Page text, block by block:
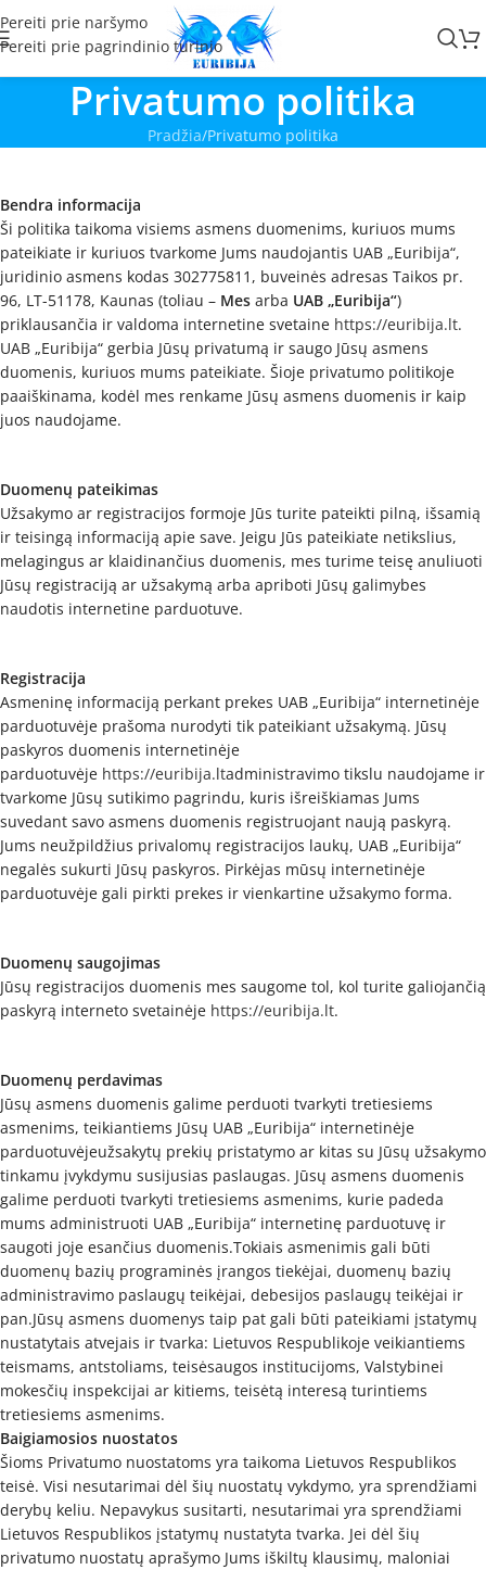
Pereiti prie naršymo
Pereiti prie pagrindinio turinio
Privatumo politika
Pradžia Privatumo politika
Bendra informacija
Ši politika taikoma visiems asmens duomenims, kuriuos mums
pateikiate ir kuriuos tvarkome Jums naudojantis UAB „Euribija“,
juridinio asmens kodas 302775811, buveinės adresas Taikos pr.
96, LT-51178, Kaunas (toliau – Mes arba UAB „Euribija“)
priklausančia ir valdoma internetine svetaine https://euribija.lt.
UAB „Euribija“ gerbia Jūsų privatumą ir saugo Jūsų asmens
duomenis, kuriuos mums pateikiate. Šioje privatumo politikoje
paaiškinama, kodėl mes renkame Jūsų asmens duomenis ir kaip
juos naudojame.
Duomenų pateikimas
Užsakymo ar registracijos formoje Jūs turite pateikti pilną, išsamią
ir teisingą informaciją apie save. Jeigu Jūs pateikiate netikslius,
melagingus ar klaidinančius duomenis, mes turime teisę anuliuoti
Jūsų registraciją ar užsakymą arba apriboti Jūsų galimybes
naudotis internetine parduotuve.
Registracija
Asmeninę informaciją perkant prekes UAB „Euribija“ internetinėje
parduotuvėje prašoma nurodyti tik pateikiant užsakymą. Jūsų
paskyros duomenis internetinėje
parduotuvėje https://euribija.ltadministravimo tikslu naudojame ir
tvarkome Jūsų sutikimo pagrindu, kuris išreiškiamas Jums
suvedant savo asmens duomenis registruojant naują paskyrą.
Jums neužpildžius privalomų registracijos laukų, UAB „Euribija“
negalės sukurti Jūsų paskyros. Pirkėjas mūsų internetinėje
parduotuvėje gali pirkti prekes ir vienkartine užsakymo forma.
Duomenų saugojimas
Jūsų registracijos duomenis mes saugome tol, kol turite galiojančią
paskyrą interneto svetainėje https://euribija.lt.
Duomenų perdavimas
Jūsų asmens duomenis galime perduoti tvarkyti tretiesiems
asmenims, teikiantiems Jūsų UAB „Euribija“ internetinėje
parduotuvėjeužsakytų prekių pristatymo ar kitas su Jūsų užsakymo
tinkamu įvykdymu susijusias paslaugas. Jūsų asmens duomenis
galime perduoti tvarkyti tretiesiems asmenims, kurie padeda
mums administruoti UAB „Euribija“ internetinę parduotuvę ir
saugoti joje esančius duomenis.Tokiais asmenimis gali būti
duomenų bazių programinės įrangos tiekėjai, duomenų bazių
administravimo paslaugų teikėjai, debesijos paslaugų teikėjai ir
pan.Jūsų asmens duomenys taip pat gali būti pateikiami įstatymų
nustatytais atvejais ir tvarka: Lietuvos Respublikoje veikiantiems
teismams, antstoliams, teisėsaugos institucijoms, Valstybinei
mokesčių inspekcijai ar kitiems, teisėtą interesą turintiems
tretiesiems asmenims.
Baigiamosios nuostatos
Šioms Privatumo nuostatoms yra taikoma Lietuvos Respublikos
teisė. Visi nesutarimai dėl šių nuostatų vykdymo, yra sprendžiami
derybų keliu. Nepavykus susitarti, nesutarimai yra sprendžiami
Lietuvos Respublikos įstatymų nustatyta tvarka. Jei dėl šių
privatumo nuostatų aprašymo Jums iškiltų klausimų, maloniai